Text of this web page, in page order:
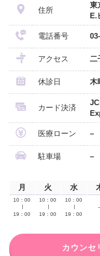
住所
東
E.
電話番号
アクセス 二
休診日 木
カード決済
医療ローン –
駐車場 –
月 火 水
10：00
19：00
10：00
19：00
10：00
19：00
カウンセ